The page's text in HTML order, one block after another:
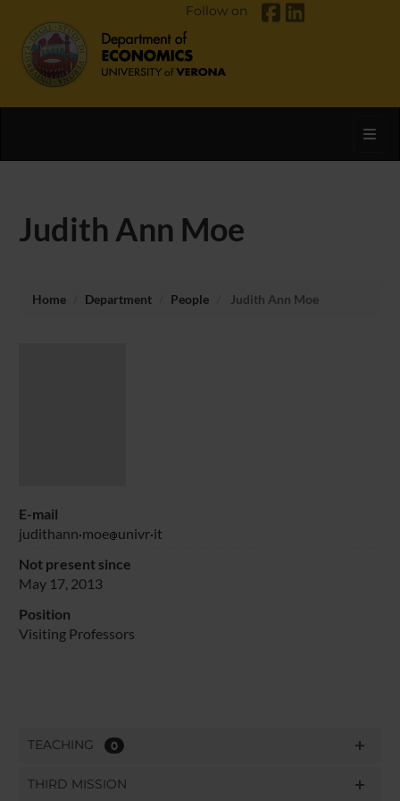
Follow on
Judith Ann Moe
Home Department People Judith Ann Moe
E-mail
judithann moe univr it
Not present since
May 17, 2013
Position
Visiting Professors
TEACHING 0
THIRD MISSION